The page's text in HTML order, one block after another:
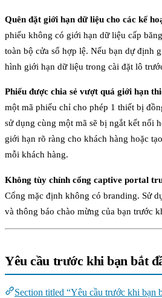
Quên đặt giới hạn dữ liệu cho các kế
phiếu không có giới hạn dữ liệu cấp
toàn bộ cửa sổ hợp lệ. Nếu bạn dự định
hình giới hạn dữ liệu trong cài đặt lô
Phiếu được chia sẻ vượt quá giới hạn
một mã phiếu chỉ cho phép 1 thiết bị
sử dụng cùng một mã sẽ bị ngắt kết nối
giới hạn rõ ràng cho khách hàng hoặc
mỗi khách hàng.
Không tùy chỉnh cổng captive portal
Cổng mặc định không có branding. Sử
và thông báo chào mừng của bạn trước
Yêu cầu trước khi bạn bắt
Section titled “Yêu cầu trước khi bạn